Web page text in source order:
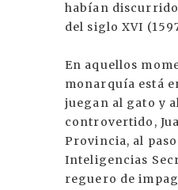
habían discurrido
del siglo XVI
En aquellos
monarquía está
juegan al gato y
controvertido,
Provincia, al
Inteligencias
reguero de